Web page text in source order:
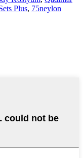
Plus, 75neylon